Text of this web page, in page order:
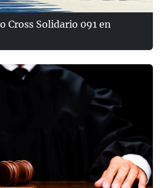
Cross Solidario 091 en